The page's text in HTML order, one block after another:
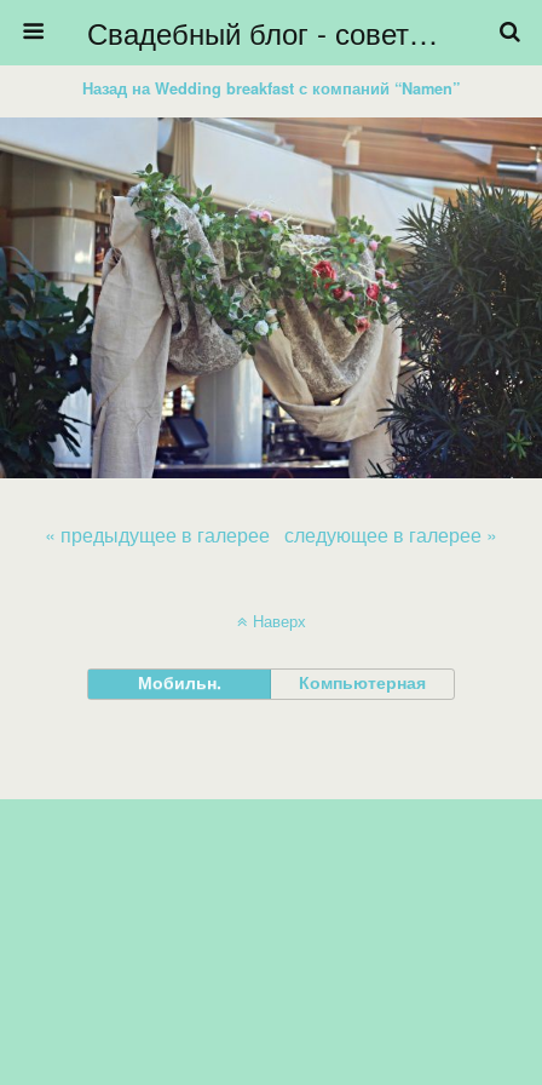
Свадебный блог - советы невестам, подготовка к свадьбе - HiBride
Назад на Wedding breakfast с компаний “Namen”
« предыдущее в галерее следующее в галерее »
Наверх
Мобильн. Компьютерная